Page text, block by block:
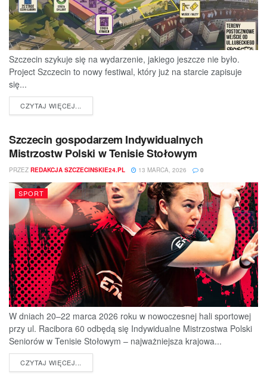
Szczecin szykuje się na wydarzenie, jakiego jeszcze nie było.
Project Szczecin to nowy festiwal, który już na starcie zapisuje
się...
CZYTAJ WIĘCEJ...
Szczecin gospodarzem Indywidualnych
Mistrzostw Polski w Tenisie Stołowym
PRZEZ REDAKCJA SZCZECINSKIE24.PL 13 MARCA, 2026 0
SPORT
W dniach 20–22 marca 2026 roku w nowoczesnej hali sportowej
przy ul. Racibora 60 odbędą się Indywidualne Mistrzostwa Polski
Seniorów w Tenisie Stołowym – najważniejsza krajowa...
CZYTAJ WIĘCEJ...